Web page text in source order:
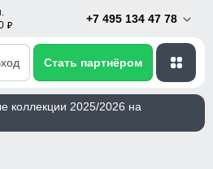
p
+7 495 134 47 78
Стать партнёром
коллекции 2025/2026 на